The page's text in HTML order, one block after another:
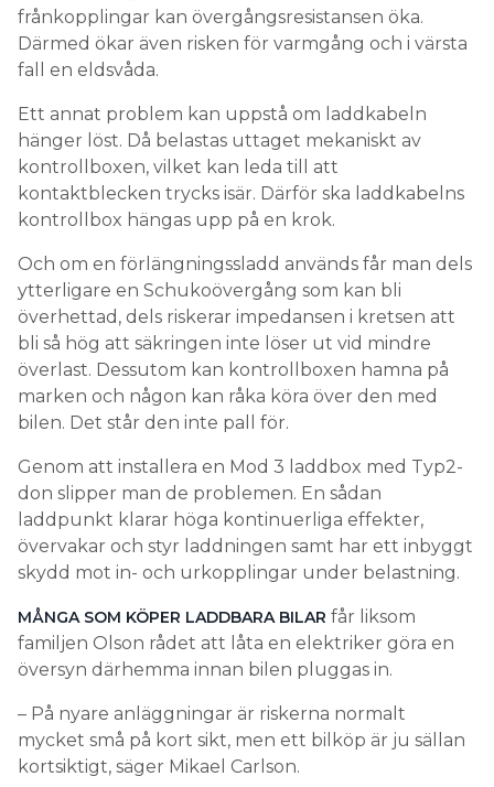
frånkopplingar kan övergångsresistansen öka.
Därmed ökar även risken för varmgång och i värsta
fall en eldsvåda.
Ett annat problem kan uppstå om laddkabeln
hänger löst. Då belastas uttaget mekaniskt av
kontrollboxen, vilket kan leda till att
kontaktblecken trycks isär. Därför ska laddkabelns
kontrollbox hängas upp på en krok.
Och om en förlängningssladd används får man dels
ytterligare en Schukoövergång som kan bli
överhettad, dels riskerar impedansen i kretsen att
bli så hög att säkringen inte löser ut vid mindre
överlast. Dessutom kan kontrollboxen hamna på
marken och någon kan råka köra över den med
bilen. Det står den inte pall för.
Genom att installera en Mod 3 laddbox med Typ2-
don slipper man de problemen. En sådan
laddpunkt klarar höga kontinuerliga effekter,
övervakar och styr laddningen samt har ett inbyggt
skydd mot in- och urkopplingar under belastning.
MÅNGA SOM KÖPER LADDBARA BILAR får liksom
familjen Olson rådet att låta en elektriker göra en
översyn därhemma innan bilen pluggas in.
– På nyare anläggningar är riskerna normalt
mycket små på kort sikt, men ett bilköp är ju sällan
kortsiktigt, säger Mikael Carlson.